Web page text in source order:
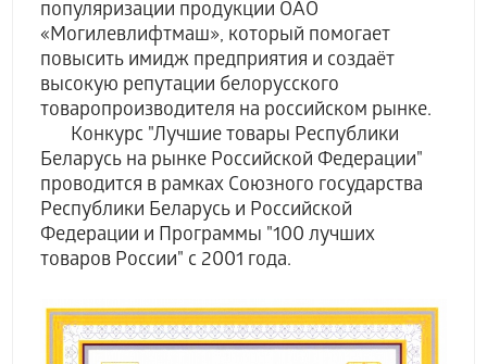
популяризации продукции ОАО
«Могилевлифтмаш», который помогает
повысить имидж предприятия и создаёт
высокую репутации белорусского
товаропроизводителя на российском рынке.
Конкурс "Лучшие товары Республики
Беларусь на рынке Российской Федерации"
проводится в рамках Союзного государства
Республики Беларусь и Российской
Федерации и Программы "100 лучших
товаров России" с 2001 года.